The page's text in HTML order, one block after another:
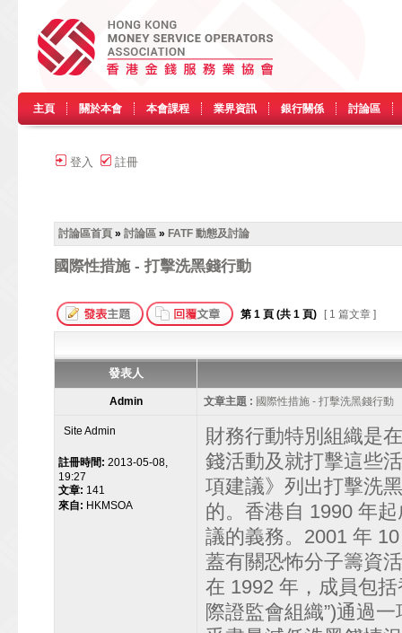
主頁 關於本會 本會課程 業界資訊 銀行關係 討論區
登入 註冊
討論區首頁 » 討論區 » FATF 動態及討論
國際性措施 - 打擊洗黑錢行動
第 1 頁 (共 1 頁) [ 1 篇文章 ]
發表人
Admin 文章主題 : 國際性措施 - 打擊洗黑錢行動
Site Admin
註冊時間: 2013-05-08,
19:27
文章: 141
來自: HKMSOA
財務行動特別組織是
錢活動及就打擊這些
項建議》列出打擊洗
的。香港自 1990 年
議的義務。2001 年
蓋有關恐怖分子籌資
在 1992 年，成員包
際證監會組織”)通過